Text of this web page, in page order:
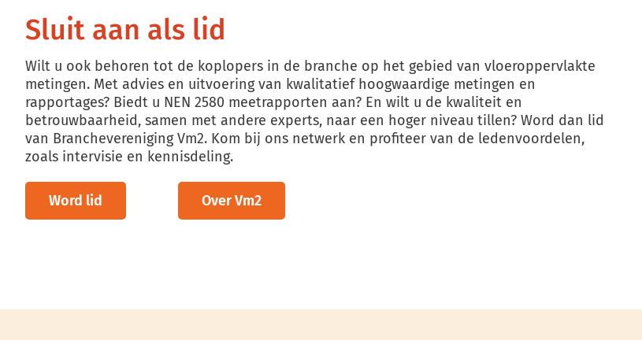
Sluit aan als lid
Wilt u ook behoren tot de koplopers in de branche op het gebied van vloeroppervlakte
metingen. Met advies en uitvoering van kwalitatief hoogwaardige metingen en
rapportages? Biedt u NEN 2580 meetrapporten aan? En wilt u de kwaliteit en
betrouwbaarheid, samen met andere experts, naar een hoger niveau tillen? Word dan lid
van Branchevereniging Vm2. Kom bij ons netwerk en profiteer van de ledenvoordelen,
zoals intervisie en kennisdeling.
Word lid Over Vm2